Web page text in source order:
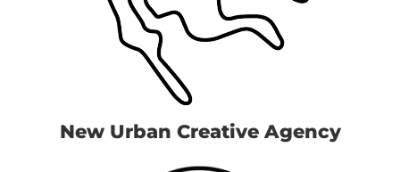
New Urban Creative Agency